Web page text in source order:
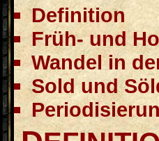
Definition
Früh- und
Wandel in
Sold und